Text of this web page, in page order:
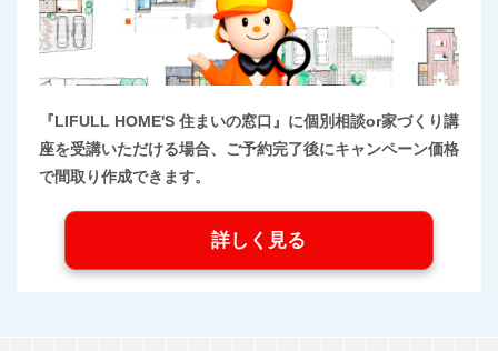
『LIFULL HOME'S 住まいの窓口』に個別相談or家づくり講
座を受講いただける場合、ご予約完了後にキャンペーン価格
で間取り作成できます。
詳しく見る